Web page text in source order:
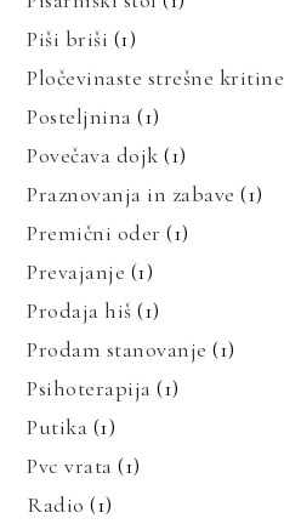
Piši briši (1)
Pločevinaste strešne kritine
Posteljnina (1)
Povečava dojk (1)
Praznovanja in zabave (1)
Premični oder (1)
Prevajanje (1)
Prodaja hiš (1)
Prodam stanovanje (1)
Psihoterapija (1)
Putika (1)
Pvc vrata (1)
Radio (1)